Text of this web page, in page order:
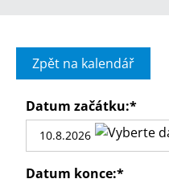
Zpět na kalendář
Datum začátku:*
Datum konce:*